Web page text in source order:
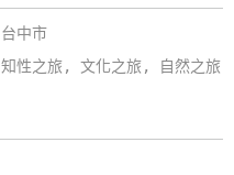
台中市
知性之旅, 文化之旅, 自然之旅